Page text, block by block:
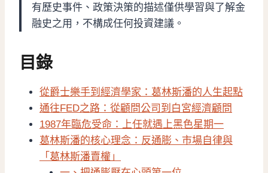
有歷史事件、政策決策的描述僅供學習與了解金
融史之用，不構成任何投資建議。
目錄
從爵士樂手到經濟學家：葛林斯潘的人生起點
通往FED之路：從顧問公司到白宮經濟顧問
1987年臨危受命：上任就遇上黑色星期一
葛林斯潘的核心理念：反通膨、市場自律與
「葛林斯潘賣權」